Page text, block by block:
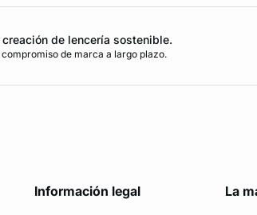
creación de lencería sostenible.
compromiso de marca a largo plazo.
Información legal La